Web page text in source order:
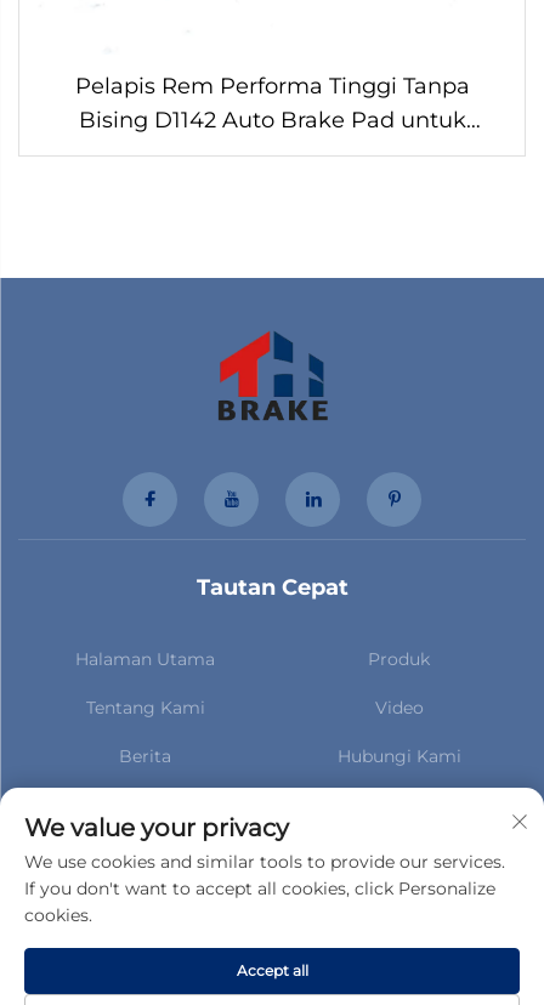
Pelapis Rem Performa Tinggi Tanpa
Bising D1142 Auto Brake Pad untuk
hyundai
Tautan Cepat
Halaman Utama Produk
Tentang Kami Video
Berita Hubungi Kami
mendapatkan informasi
terbaru tentang berita kami
We value your privacy
We use cookies and similar tools to provide our services.
If you don't want to accept all cookies, click Personalize
cookies.
Accept all